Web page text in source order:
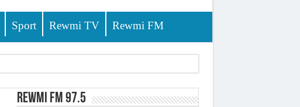
Sport Rewmi TV Rewmi FM
Rewmi FM 97.5